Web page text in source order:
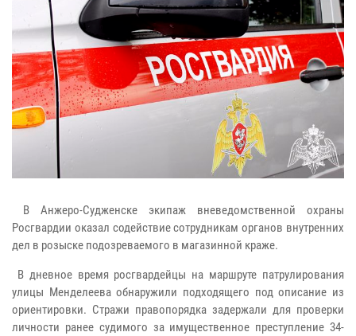
В Анжеро-Судженске экипаж вневедомственной охраны
Росгвардии оказал содействие сотрудникам органов внутренних
дел в розыске подозреваемого в магазинной краже.
В дневное время росгвардейцы на маршруте патрулирования
улицы Менделеева обнаружили подходящего под описание из
ориентировки. Стражи правопорядка задержали для проверки
личности ранее судимого за имущественное преступление 34-